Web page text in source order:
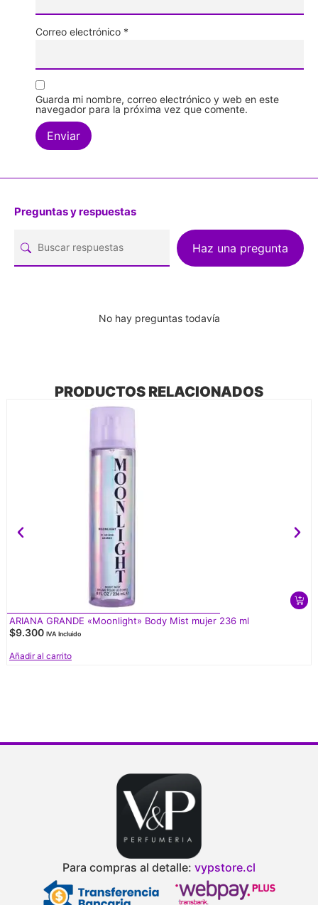
Correo electrónico *
Guarda mi nombre, correo electrónico y web en este
navegador para la próxima vez que comente.
Preguntas y respuestas
Haz una pregunta
No hay preguntas todavía
PRODUCTOS RELACIONADOS
ARIANA GRANDE «Moonlight» Body Mist mujer 236 ml
$9.300 IVA Incluido
Añadir al carrito
Para compras al detalle: vypstore.cl